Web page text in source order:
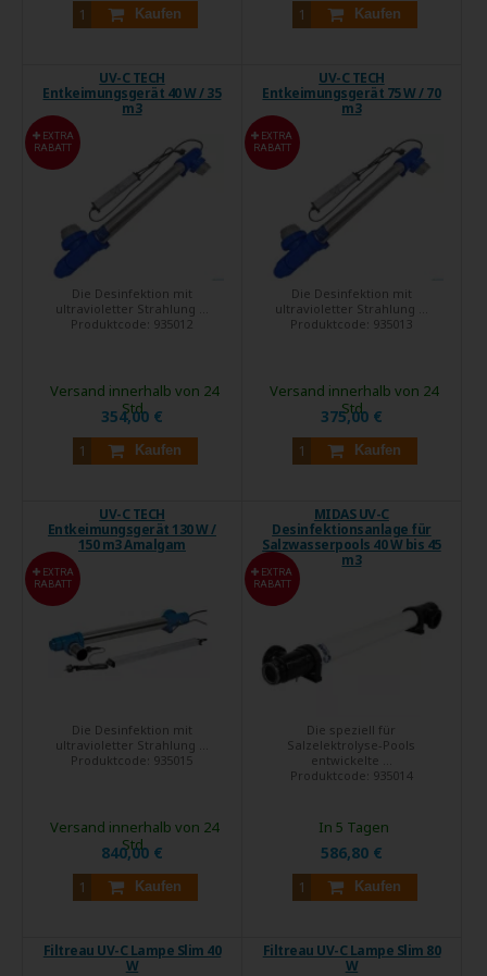
Kaufen Kaufen
UV-C TECH
Entkeimungsgerät 40 W / 35
m3
EXTRA
RABATT
Die Desinfektion mit
ultravioletter Strahlung ...
Produktcode: 935012
354,00 €
Kaufen
Versand innerhalb von 24
Std.
UV-C TECH
Entkeimungsgerät 75 W / 70
m3
EXTRA
RABATT
Die Desinfektion mit
ultravioletter Strahlung ...
Produktcode: 935013
375,00 €
Kaufen
Versand innerhalb von 24
Std.
UV-C TECH
Entkeimungsgerät 130 W /
150 m3 Amalgam
EXTRA
RABATT
Die Desinfektion mit
ultravioletter Strahlung ...
Produktcode: 935015
840,00 €
Kaufen
Versand innerhalb von 24
Std.
MIDAS UV-C
Desinfektionsanlage für
Salzwasserpools 40 W bis 45
m3
EXTRA
RABATT
Die speziell für
Salzelektrolyse-Pools
entwickelte ...
Produktcode: 935014
586,80 €
Kaufen
In 5 Tagen
Filtreau UV-C Lampe Slim 40
W
Filtreau UV-C Lampe Slim 80
W